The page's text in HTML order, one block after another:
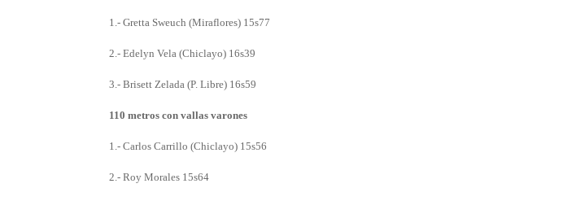
1.- Gretta Sweuch (Miraflores) 15s77
2.- Edelyn Vela (Chiclayo) 16s39
3.- Brisett Zelada (P. Libre) 16s59
110 metros con vallas varones
1.- Carlos Carrillo (Chiclayo) 15s56
2.- Roy Morales 15s64